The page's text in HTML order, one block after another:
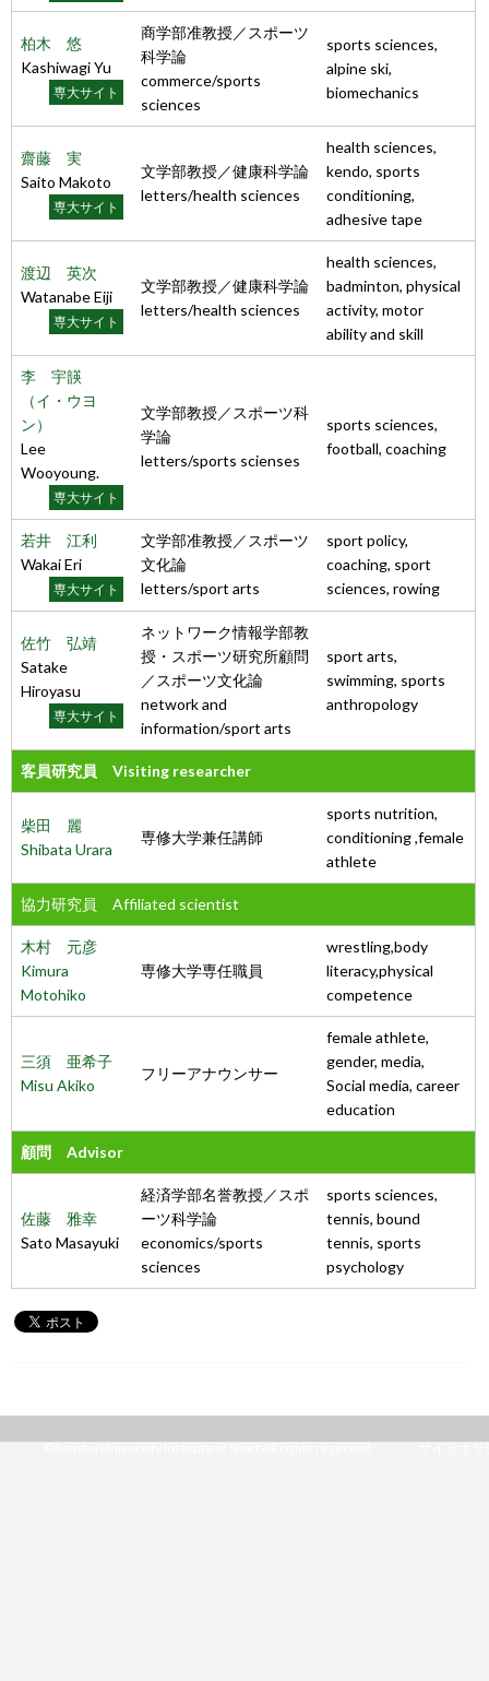
柏木 悠
Kashiwagi Yu
専大サイト
商学部准教授／スポーツ
科学論
commerce/sports
sciences
sports sciences,
alpine ski,
biomechanics
齋藤 実
Saito Makoto
専大サイト
文学部教授／健康科学論
letters/health sciences
health sciences,
kendo, sports
conditioning,
adhesive tape
渡辺 英次
Watanabe Eiji
専大サイト
文学部教授／健康科学論
letters/health sciences
health sciences,
badminton, physical
activity, motor
ability and skill
李 宇韺
（イ・ウヨ
ン）
Lee
Wooyoung.
専大サイト
文学部教授／スポーツ科
学論
letters/sports scienses
sports sciences,
football, coaching
若井 江利
Wakai Eri
専大サイト
文学部准教授／スポーツ
文化論
letters/sport arts
sport policy,
coaching, sport
sciences, rowing
佐竹 弘靖
Satake
Hiroyasu
専大サイト
ネットワーク情報学部教
授・スポーツ研究所顧問
／スポーツ文化論
network and
information/sport arts
sport arts,
swimming, sports
anthropology
客員研究員 Visiting researcher
柴田 麗
Shibata Urara
専修大学兼任講師
sports nutrition,
conditioning ,female
athlete
協力研究員 Affiliated scientist
木村 元彦
Kimura
Motohiko
専修大学専任職員
wrestling,body
literacy,physical
competence
三須 亜希子
Misu Akiko
フリーアナウンサー
female athlete,
gender, media,
Social media, career
education
顧問 Advisor
佐藤 雅幸
Sato Masayuki
経済学部名誉教授／スポ
ーツ科学論
economics/sports
sciences
sports sciences,
tennis, bound
tennis, sports
psychology